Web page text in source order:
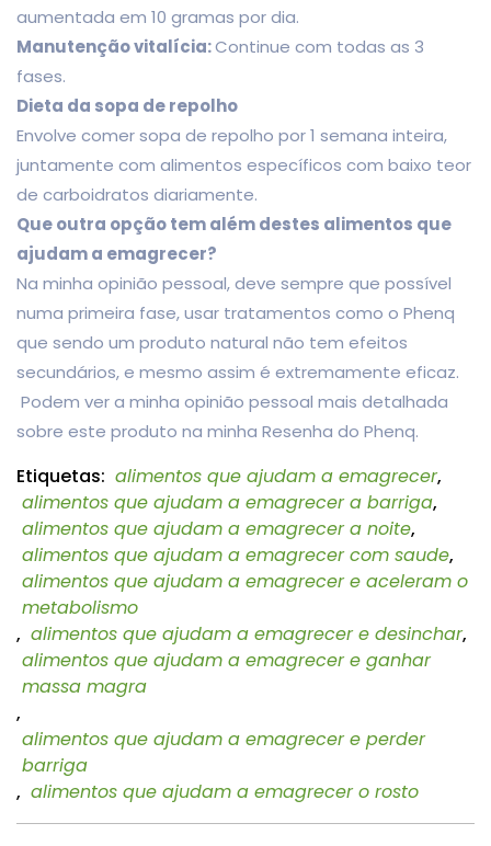
aumentada em 10 gramas por dia.
Manutenção vitalícia:Continue com todas as 3
fases.
Dieta da sopa de repolho
Envolve comer sopa de repolho por 1 semana inteira,
juntamente com alimentos específicos com baixo teor
de carboidratos diariamente.
Que outra opção tem além destes alimentos que
ajudam a emagrecer?
Na minha opinião pessoal, deve sempre que possível
numa primeira fase, usar tratamentos como o Phenq
que sendo um produto natural não tem efeitos
secundários, e mesmo assim é extremamente eficaz.
Podem ver a minha opinião pessoal mais detalhada
sobre este produto na minha Resenha do Phenq.
Etiquetas: alimentos que ajudam a emagrecer,
alimentos que ajudam a emagrecer a barriga,
alimentos que ajudam a emagrecer a noite,
alimentos que ajudam a emagrecer com saude,
alimentos que ajudam a emagrecer e aceleram o
metabolismo
, alimentos que ajudam a emagrecer e desinchar,
alimentos que ajudam a emagrecer e ganhar
massa magra
,
alimentos que ajudam a emagrecer e perder
barriga
, alimentos que ajudam a emagrecer o rosto